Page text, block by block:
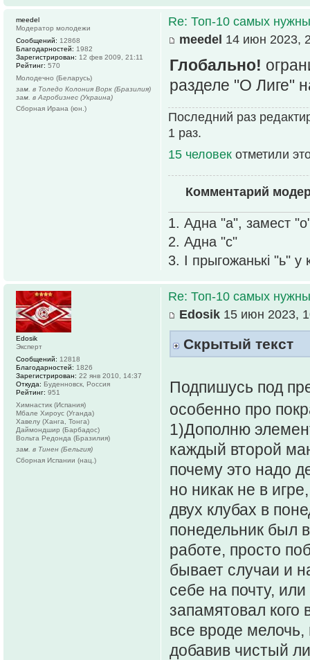
Re: Топ-10 самых
meedel 14 июн 2023,
Глобально!
разделе "О Лиге"
Последний раз
1 раз.
15 человек отметили
Комментарий
1. Адна "а", замест
2. Адна "с"
3. І прыгожанькі "ь" у
meedel
Модератор молодежи
Сообщений: 12868
Благодарностей: 1982
Зарегистрирован: 12 фев 2009, 21:11
Рейтинг: 570
Молодечно (Беларусь)
зам. в Толедо Колония Ворк (Бразилия)
зам. в Агробизнес (Украина)
Сборная Ирана (юн.)
Re: Топ-10 самых
Edosik 15 июн 2023,
Скрытый текст
Подпишусь под
особенно про
1)Дополню
каждый второй
почему это надо
но никак не в
двух клубах в
понедельник был
работе, просто
бывает случаи и
себе на почту,
запамятовал кого
все вроде
добавив чистый
Edosik
Эксперт
Сообщений: 12818
Благодарностей: 1826
Зарегистрирован: 22 янв 2010, 14:37
Откуда: Буденновск, Россия
Рейтинг: 951
Химнастик (Испания)
Мбале Хироус (Уганда)
Хавелу (Ханга, Тонга)
Даймондшир (Барбадос)
Вольта Редонда (Бразилия)
зам. в Тинен (Бельгия)
Сборная Испании (нац.)